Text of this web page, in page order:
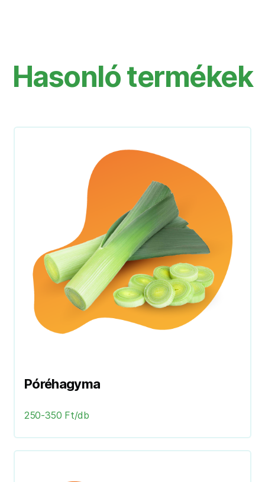
Hasonló termékek
Póréhagyma
250-350 Ft/db